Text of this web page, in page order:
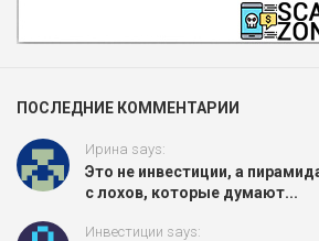
ПОСЛЕДНИЕ КОММЕНТАРИИ
Ирина says:
Это не инвестиции, а
с лохов, которые думают...
Инвестиции says: